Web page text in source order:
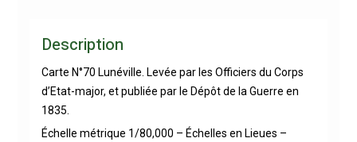
Description
Carte N°70 Lunéville. Levée par les Officiers du Corps
d’Etat-major, et publiée par le Dépôt de la Guerre en
1835.
Échelle métrique 1/80,000 – Échelles en Lieues –